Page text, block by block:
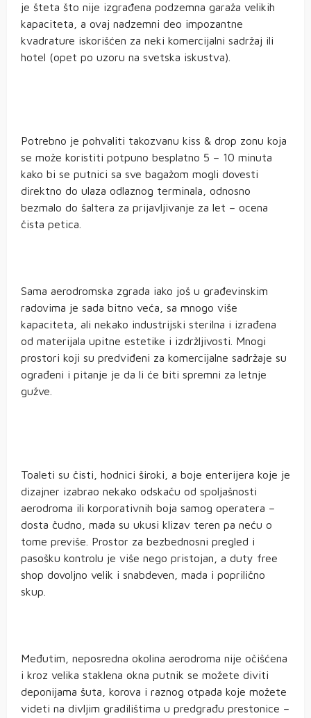
je šteta što nije izgrađena podzemna garaža velikih
kapaciteta, a ovaj nadzemni deo impozantne
kvadrature iskorišćen za neki komercijalni sadržaj ili
hotel (opet po uzoru na svetska iskustva).
Potrebno je pohvaliti takozvanu kiss & drop zonu koja
se može koristiti potpuno besplatno 5 – 10 minuta
kako bi se putnici sa sve bagažom mogli dovesti
direktno do ulaza odlaznog terminala, odnosno
bezmalo do šaltera za prijavljivanje za let – ocena
čista petica.
Sama aerodromska zgrada iako još u građevinskim
radovima je sada bitno veća, sa mnogo više
kapaciteta, ali nekako industrijski sterilna i izrađena
od materijala upitne estetike i izdržljivosti. Mnogi
prostori koji su predviđeni za komercijalne sadržaje su
ograđeni i pitanje je da li će biti spremni za letnje
gužve.
Toaleti su čisti, hodnici široki, a boje enterijera koje je
dizajner izabrao nekako odskaču od spoljašnosti
aerodroma ili korporativnih boja samog operatera –
dosta čudno, mada su ukusi klizav teren pa neću o
tome previše. Prostor za bezbednosni pregled i
pasošku kontrolu je više nego pristojan, a duty free
shop dovoljno velik i snabdeven, mada i poprilično
skup.
Međutim, neposredna okolina aerodroma nije očišćena
i kroz velika staklena okna putnik se možete diviti
deponijama šuta, korova i raznog otpada koje možete
videti na divljim gradilištima u predgrađu prestonice –